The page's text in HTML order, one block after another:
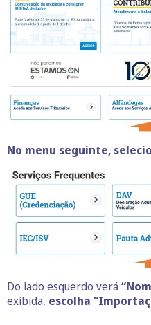
No menu seguinte,
Do lado esquerdo verá
exibida, escolha